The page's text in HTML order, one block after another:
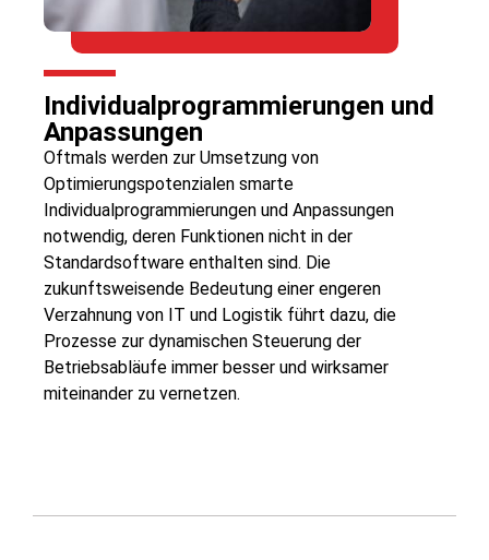
Individualprogrammierungen und
Anpassungen
Oftmals werden zur Umsetzung von
Optimierungspotenzialen smarte
Individualprogrammierungen und Anpassungen
notwendig, deren Funktionen nicht in der
Standardsoftware enthalten sind. Die
zukunftsweisende Bedeutung einer engeren
Verzahnung von IT und Logistik führt dazu, die
Prozesse zur dynamischen Steuerung der
Betriebsabläufe immer besser und wirksamer
miteinander zu vernetzen.